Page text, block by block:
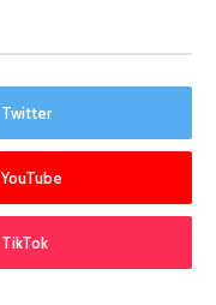
Twitter
YouTube
TikTok